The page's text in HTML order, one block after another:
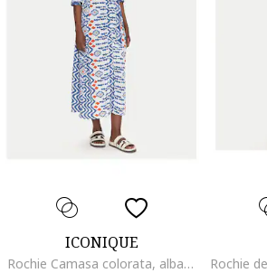
ICONIQUE
Rochie Camasa colorata, albastru, dama